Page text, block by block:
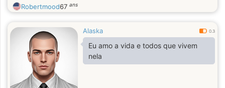
Robertmood67 ans
Alaska 0.3
Eu amo a vida e todos que vivem
nela